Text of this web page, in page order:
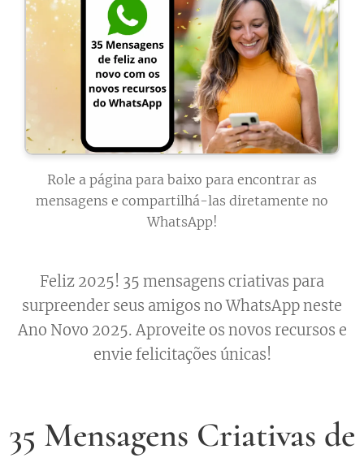
Role a página para baixo para encontrar as
mensagens e compartilhá-las diretamente no
WhatsApp!
Feliz 2025! 35 mensagens criativas para
surpreender seus amigos no WhatsApp neste
Ano Novo 2025. Aproveite os novos recursos e
envie felicitações únicas!
35 Mensagens Criativas de